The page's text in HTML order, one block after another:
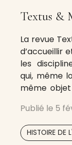
Textus &
La revue
d’accueillir
les
qui, même
même objet
du
« Philologie
par notre
Publié le 5
HISTOIRE DE